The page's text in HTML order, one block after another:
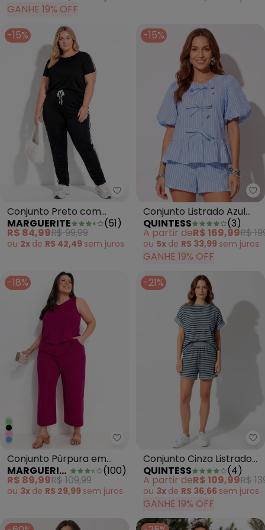
GANHE 19% OFF
-15%
Marguerite - Conjunto Preto
Conjunto Preto com
Blusa e Calça Plus Size
MARGUERITE (51)
R$ 84,99R$ 99,99
ou 2x de R$ 42,49 sem juros
-15%
Conjunto Listrado Azul
Poliéster com Viscose
QUINTESS (3)
A partir deR$ 169,99R$
ou 5x de R$ 33,99 sem juros
GANHE 19% OFF
-18%
Marguerite - Conjunto Púrpura
Conjunto Púrpura em
Malha
MARGUERITE (100)
R$ 89,99R$ 109,99
ou 3x de R$ 29,99 sem juros
-21%
Conjunto Cinza Listrado
Algodão
QUINTESS (4)
A partir deR$ 109,99R$
ou 3x de R$ 36,66 sem juros
GANHE 19% OFF